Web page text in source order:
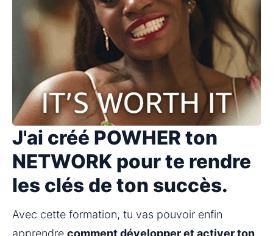
J'ai créé POWHER ton
NETWORK pour te rendre
les clés de ton succès.
Avec cette formation, tu vas pouvoir enfin
apprendre comment développer et activer ton